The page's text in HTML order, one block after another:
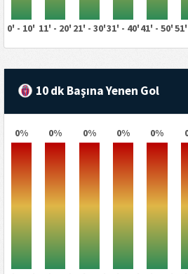
0' - 10' 11' - 20' 21' - 30'31' - 40'41' - 50'
10 dk Başına Yenen Gol
0% 0% 0% 0% 0%